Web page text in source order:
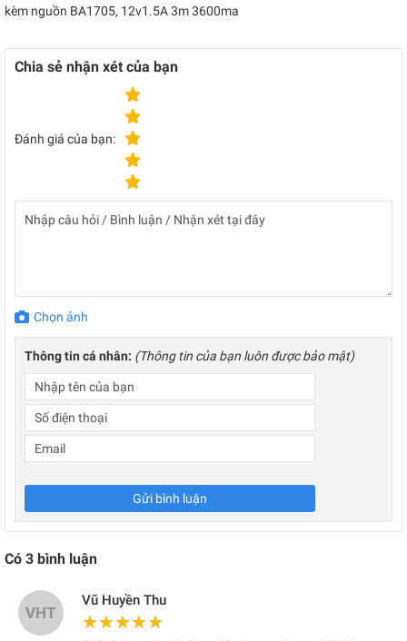
kèm nguồn BA1705, 12v1.5A 3m 3600ma
Chia sẻ nhận xét của bạn
Đánh giá của bạn:
Chọn ảnh
Thông tin cá nhân: (Thông tin của bạn luôn được bảo mật)
Gửi bình luận
Có 3 bình luận
VHT
Vũ Huyền Thu
★★★★★
★★★★★